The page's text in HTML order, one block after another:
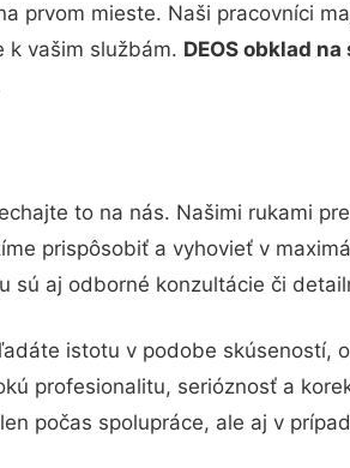
prvom mieste. Naši pracovníci
k vašim službám. DEOS obklad
to na nás. Našimi rukami
prispôsobiť a vyhovieť v
sú aj odborné konzultácie či
istotu v podobe skúseností,
profesionalitu, serióznosť a
počas spolupráce, ale aj v